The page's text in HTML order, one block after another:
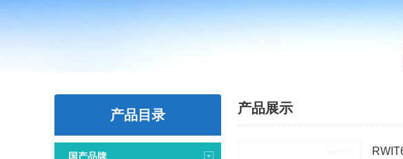
产品目录
国产品牌
产品展示